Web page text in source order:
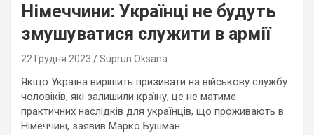
Німеччини: Українці не будуть
змушуватися служити в армії
22 Грудня 2023 Suprun Oksana
Якщо Україна вирішить призивати на військову службу
чоловіків, які залишили країну, це не матиме
практичних наслідків для українців, що проживають в
Німеччині, заявив Марко Бушман.